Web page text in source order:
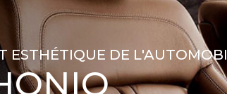
ESTHÉTIQUE DE